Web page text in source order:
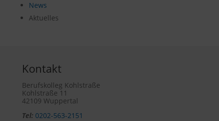
News
Aktuelles
Kontakt
Berufskolleg Kohlstraße
Kohlstraße 11
42109 Wuppertal
Tel: 0202-563-2151